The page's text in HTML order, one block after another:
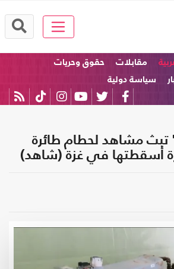
مقابلات
حقوق وحريات
سياسة دولية
تبث مشاهد لحطام طائرة
أسقطتها في غزة (شاهد)